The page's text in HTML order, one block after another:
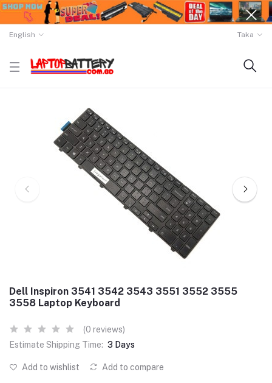
English Taka
Dell Inspiron 3541 3542 3543 3551 3552 3555
3558 Laptop Keyboard
(0 reviews)
Estimate Shipping Time: 3 Days
Add to wishlist Add to compare